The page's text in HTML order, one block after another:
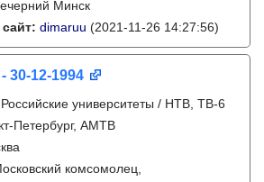
Минск
dimaruu (2021-11-26 14:27:56)
30-12-1994
Российские университеты / НТВ, ТВ-6
Петербург, АМТВ
комсомолец,